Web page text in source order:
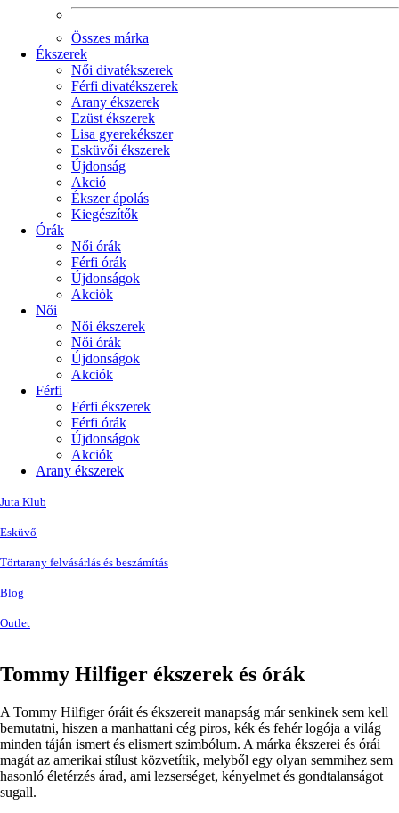
Összes márka
Ékszerek
Női divatékszerek
Férfi divatékszerek
Arany ékszerek
Ezüst ékszerek
Lisa gyerekékszer
Esküvői ékszerek
Újdonság
Akció
Ékszer ápolás
Kiegészítők
Órák
Női órák
Férfi órák
Újdonságok
Akciók
Női
Női ékszerek
Női órák
Újdonságok
Akciók
Férfi
Férfi ékszerek
Férfi órák
Újdonságok
Akciók
Arany ékszerek
Juta Klub
Esküvő
Törtarany felvásárlás és beszámítás
Blog
Outlet
Tommy Hilfiger ékszerek és órák
A Tommy Hilfiger óráit és ékszereit manapság már senkinek sem kell
bemutatni, hiszen a manhattani cég piros, kék és fehér logója a világ
minden táján ismert és elismert szimbólum. A márka ékszerei és órái
magát az amerikai stílust közvetítik, melyből egy olyan semmihez sem
hasonló életérzés árad, ami lezserséget, kényelmet és gondtalanságot
sugall.